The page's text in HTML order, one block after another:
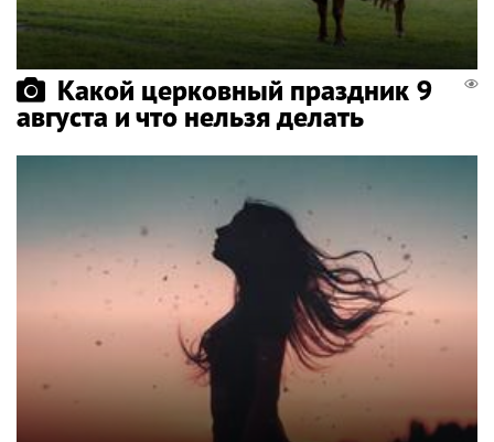
Какой церковный праздник 9
августа и что нельзя делать